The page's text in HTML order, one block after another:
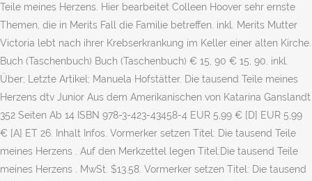
Teile meines Herzens. Hier bearbeitet Colleen Hoover sehr ernste
Themen, die in Merits Fall die Familie betreffen. inkl. Merits Mutter
Victoria lebt nach ihrer Krebserkrankung im Keller einer alten Kirche.
Buch (Taschenbuch) Buch (Taschenbuch) € 15, 90 € 15, 90. inkl.
Über; Letzte Artikel; Manuela Hofstätter. Die tausend Teile meines
Herzens dtv Junior Aus dem Amerikanischen von Katarina Ganslandt
352 Seiten Ab 14 ISBN 978-3-423-43458-4 EUR 5,99 € [D] EUR 5,99
€ [A] ET 26. Inhalt Infos. Vormerker setzen Titel: Die tausend Teile
meines Herzens . Auf den Merkzettel legen Titel:Die tausend Teile
meines Herzens . MwSt. $13.58. Vormerker setzen Titel: Die tausend